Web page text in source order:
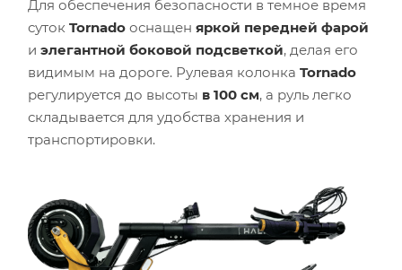
Для обеспечения безопасности в темное время
суток Tornado оснащен яркой передней фарой
и элегантной боковой подсветкой, делая его
видимым на дороге. Рулевая колонка Tornado
регулируется до высоты в 100 см, а руль легко
складывается для удобства хранения и
транспортировки.